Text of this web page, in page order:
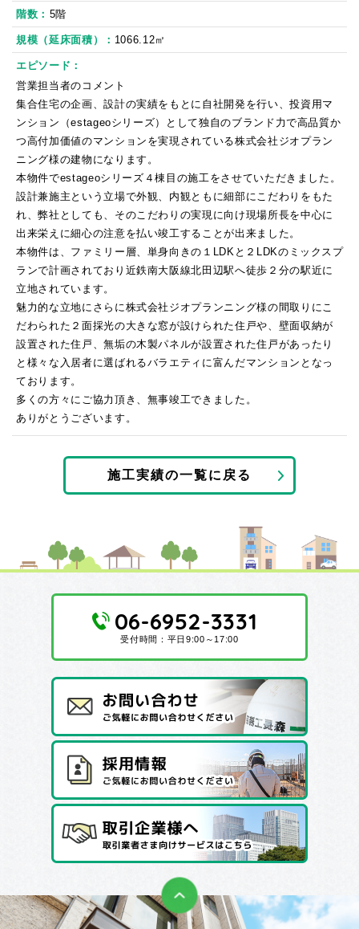
階数 5階
規模（延床面積） 1066.12㎡
エピソード
営業担当者のコメント
集合住宅の企画、設計の実績をもとに自社開発を行い、投資用マ
ンション（estageoシリーズ）として独自のブランド力で高品質か
つ高付加価値のマンションを実現されている株式会社ジオプラン
ニング様の建物になります。
本物件でestageoシリーズ４棟目の施工をさせていただきました。
設計兼施主という立場で外観、内観ともに細部にこだわりをもた
れ、弊社としても、そのこだわりの実現に向け現場所長を中心に
出来栄えに細心の注意を払い竣工することが出来ました。
本物件は、ファミリー層、単身向きの１LDKと２LDKのミックスプ
ランで計画されており近鉄南大阪線北田辺駅へ徒歩２分の駅近に
立地されています。
魅力的な立地にさらに株式会社ジオプランニング様の間取りにこ
だわられた２面採光の大きな窓が設けられた住戸や、壁面収納が
設置された住戸、無垢の木製パネルが設置された住戸があったり
と様々な入居者に選ばれるバラエティに富んだマンションとなっ
ております。
多くの方々にご協力頂き、無事竣工できました。
ありがとうございます。
施工実績の一覧に戻る
06-6952-3331
受付時間：平日9:00～17:00